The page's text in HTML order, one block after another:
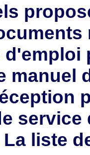
d'emploi
manuel
liste